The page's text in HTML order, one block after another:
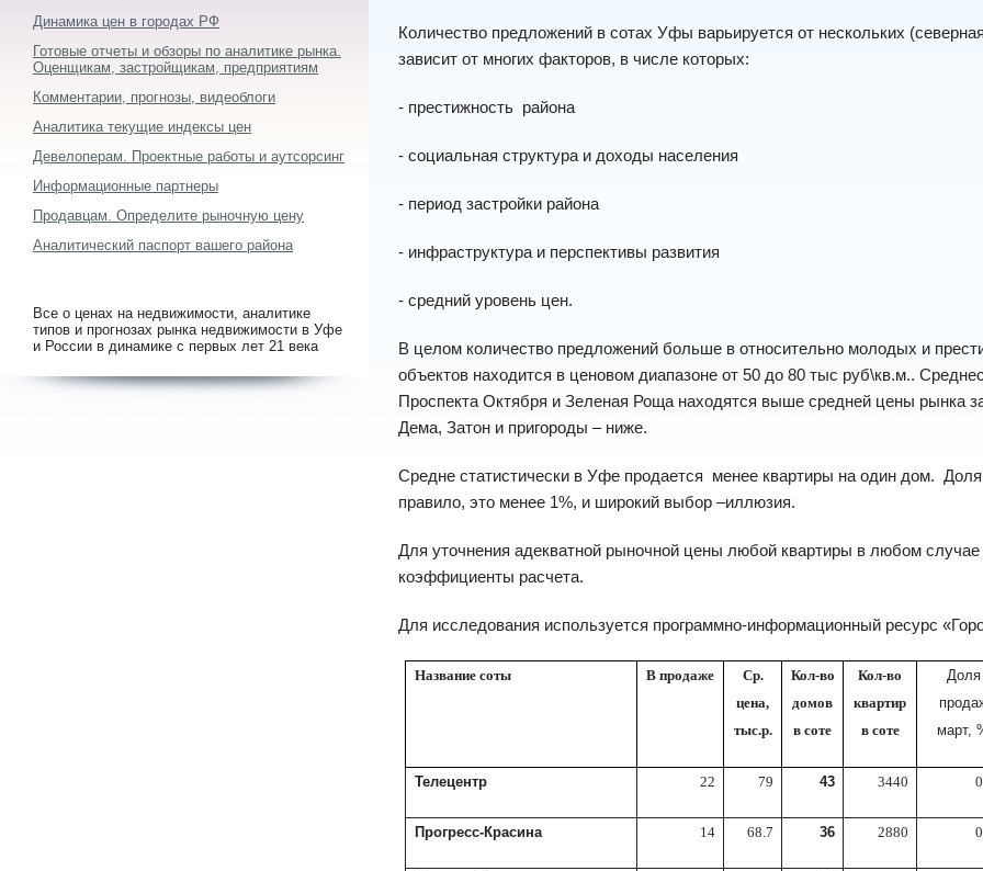
Количество предложений в сотах Уфы варьируется от нескольких
зависит от многих факторов, в числе которых:
- престижность района
- социальная структура и доходы населения
- период застройки района
- инфраструктура и перспективы развития
- средний уровень цен.
В целом количество предложений больше в относительно молодых и
объектов находится в ценовом диапазоне от 50 до 80 тыс руб\кв.м..
Проспекта Октября и Зеленая Роща находятся выше средней цены рынка
Дема, Затон и пригороды – ниже.
Средне статистически в Уфе продается менее квартиры на один дом. Доля
правило, это менее 1%, и широкий выбор –иллюзия.
Для уточнения адекватной рыночной цены любой квартиры в любом
коэффициенты расчета.
Для исследования используется программно-информационный ресурс
Название соты В продаже
Ср.
цена,
тыс.р.
Кол-во
домов
в соте
Кол-во
квартир
в соте
Доля
март,
Телецентр 22 79 43 3440
Прогресс-Красина 14 68.7 36 2880
Динамика цен в городах РФ
Готовые отчеты и обзоры по аналитике рынка.
Оценщикам, застройщикам, предприятиям
Комментарии, прогнозы, видеоблоги
Аналитика текущие индексы цен
Девелоперам. Проектные работы и аутсорсинг
Информационные партнеры
Продавцам. Определите рыночную цену
Аналитический паспорт вашего района
Все о ценах на недвижимости, аналитике
типов и прогнозах рынка недвижимости в Уфе
и России в динамике с первых лет 21 века